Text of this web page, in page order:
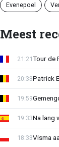
Evenepoel
Meest
Tour de
21:21
Patrick
20:33
19:59
Na lang
19:33
Visma
18:33